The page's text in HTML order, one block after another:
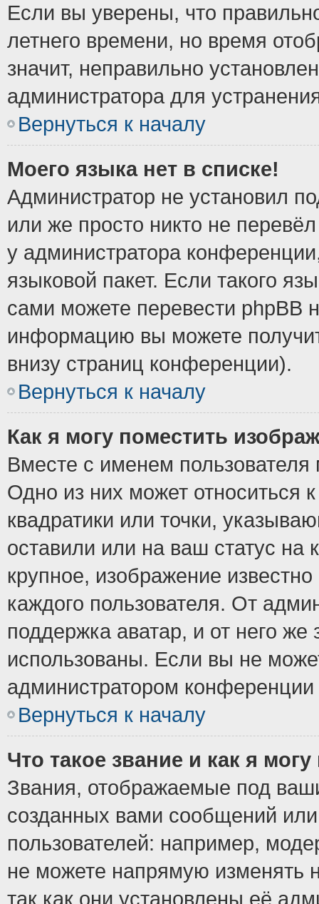
Если вы уверены, что
летнего времени, но время
значит, неправильно
администратора для
Вернуться к началу
Моего языка нет в списке!
Администратор не установил
или же просто никто не
у администратора
языковой пакет. Если такого
сами можете перевести phpBB
информацию вы можете
внизу страниц конференции).
Вернуться к началу
Как я могу поместить
Вместе с именем пользователя
Одно из них может относиться
квадратики или точки,
оставили или на ваш статус
крупное, изображение
каждого пользователя. От
поддержка аватар, и от него же
использованы. Если вы не
администратором
Вернуться к началу
Что такое звание и как я
Звания, отображаемые под
созданных вами сообщений
пользователей: например,
не можете напрямую изменять
так как они установлены её